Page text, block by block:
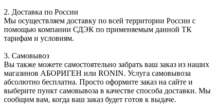
2. Доставка по России
Мы осуществляем доставку по всей территории России с
помощью компании СДЭК по применяемым данной ТК
тарифам и условиям.
3. Самовывоз
Вы также можете самостоятельно забрать ваш заказ из наших
магазинов АБОРИГЕН или RONIN. Услуга самовывоза
абсолютно бесплатна. Просто оформите заказ на сайте и
выберите пункт самовывоза в качестве способа доставки. Мы
сообщим вам, когда ваш заказ будет готов к выдаче.